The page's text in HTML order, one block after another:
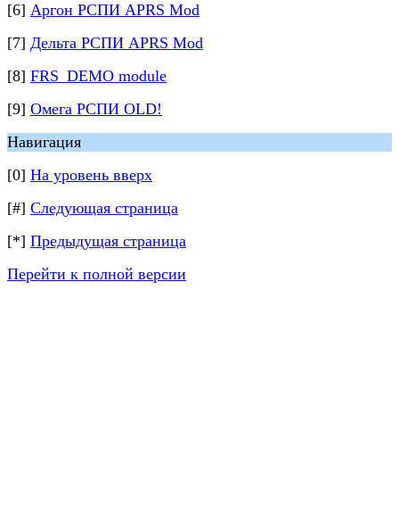
[6] Аргон РСПИ APRS Mod
[7] Дельта РСПИ APRS Mod
[8] FRS_DEMO module
[9] Омега РСПИ OLD!
Навигация
[0] На уровень вверх
[#] Следующая страница
[*] Предыдущая страница
Перейти к полной версии